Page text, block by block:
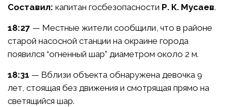
Составил: капитан госбезопасности Р. К. Мусаев.
18:27 — Местные жители сообщили, что в районе
старой насосной станции на окраине города
появился “огненный шар” диаметром около 2 м.
18:31 — Вблизи объекта обнаружена девочка 9
лет, стоящая без движения и смотрящая прямо на
светящийся шар.